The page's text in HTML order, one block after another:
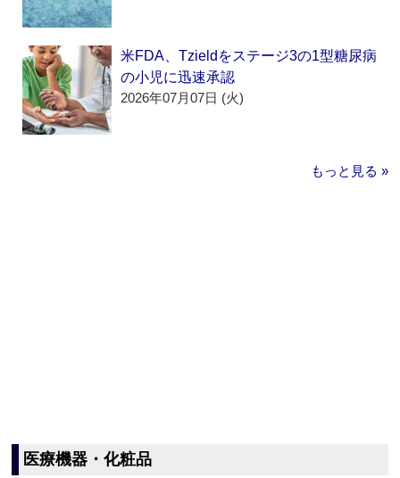
米FDA、Tzieldをステージ3の1型糖尿病
の小児に迅速承認
2026年07月07日 (火)
もっと見る »
医療機器・化粧品